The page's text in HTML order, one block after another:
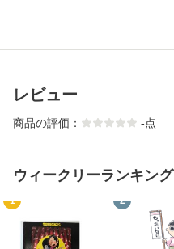
レビュー
商品の評価： -点
ウィークリーランキング
1 2